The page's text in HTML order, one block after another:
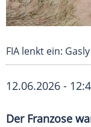
FIA lenkt ein:
12.06.2026 -
Der Franzose